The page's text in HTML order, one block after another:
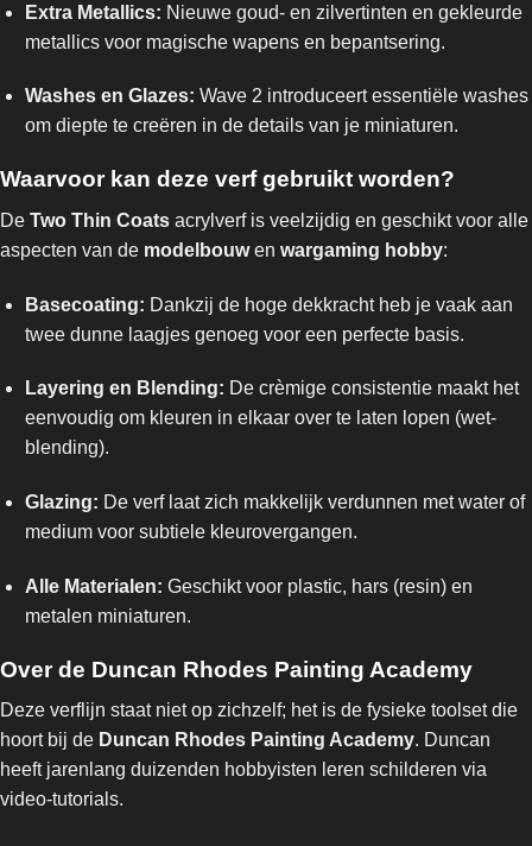
Extra Metallics: Nieuwe goud- en zilvertinten en gekleurde
metallics voor magische wapens en bepantsering.
Washes en Glazes: Wave 2 introduceert essentiële washes
om diepte te creëren in de details van je miniaturen.
Waarvoor kan deze verf gebruikt worden?
De Two Thin Coats acrylverf is veelzijdig en geschikt voor alle
aspecten van de modelbouwen wargaming hobby:
Basecoating: Dankzij de hoge dekkracht heb je vaak aan
twee dunne laagjes genoeg voor een perfecte basis.
Layering en Blending: De crèmige consistentie maakt het
eenvoudig om kleuren in elkaar over te laten lopen (wet-
blending).
Glazing: De verf laat zich makkelijk verdunnen met water of
medium voor subtiele kleurovergangen.
Alle Materialen: Geschikt voor plastic, hars (resin) en
metalen miniaturen.
Over de Duncan Rhodes Painting Academy
Deze verflijn staat niet op zichzelf; het is de fysieke toolset die
hoort bij de Duncan Rhodes Painting Academy. Duncan
heeft jarenlang duizenden hobbyisten leren schilderen via
video-tutorials.